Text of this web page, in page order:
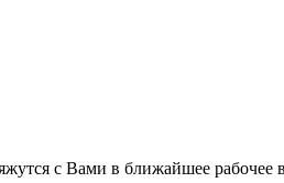
с Вами в ближайшее рабочее